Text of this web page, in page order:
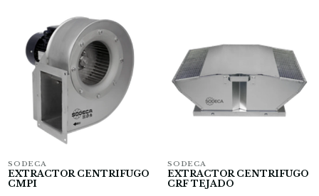
SODECA
EXTRACTOR CENTRIFUGO
CMPI
SODECA
EXTRACTOR CENTRIFUGO
CRF TEJADO